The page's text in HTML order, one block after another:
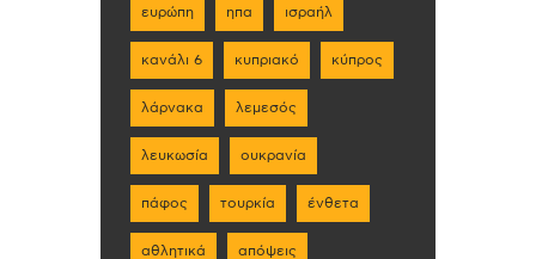
ευρώπη ηπα ισραήλ
κανάλι 6 κυπριακό κύπρος
λάρνακα λεμεσός
λευκωσία ουκρανία
πάφος τουρκία ένθετα
αθλητικά απόψεις